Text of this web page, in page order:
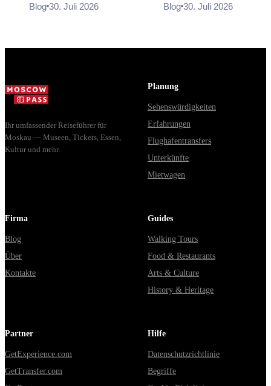
доехать из Москвы через
Blog 30. Juli 2026
расходятся в днях, чем
Blog 30. Juli 2026
Ihr umfassender Reiseführer für
Moskau — Museen, Tickets, Essen,
Kultur und mehr.
Planung
Sehenswürdigkeiten
Erfahrungen
Flughafentransfers
Unterkünfte
Mietwagen
Firma
Blog
Über
Kontakte
Guides
Walking Tours
Food & Restaurants
Arts & Culture
History & Heritage
Partner
GetExperience.com
GetTransfer.com
Hilfe
Datenschutzrichtlinie
Begriffe